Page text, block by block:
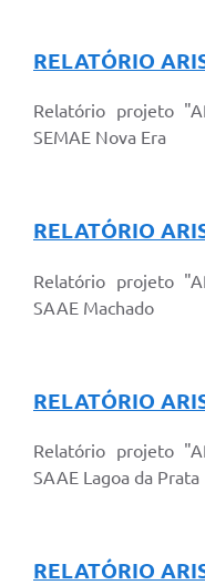
RELATÓRIO
Relatório projeto
SEMAE Nova Era
RELATÓRIO
Relatório projeto
SAAE Machado
RELATÓRIO
Relatório projeto
SAAE Lagoa da Prata
RELATÓRIO